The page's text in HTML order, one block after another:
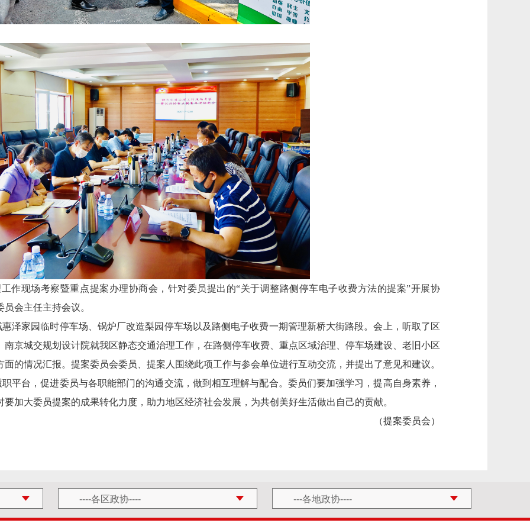
作现场考察暨重点提案办理协商会 ， 针对委员提出的“关于调整路侧停车电子收费方法的提案”开展协
会主任主持会议。
泽家园临时停车场、锅炉厂改造梨园停车场以及路侧电子收费一期管理新桥大街路段。会上，听取了区
京城交规划设计院就我区静态交通治理工作，在路侧停车收费、重点区域治理、停车场建设、老旧小区
的情况汇报。提案委员会委员、提案人围绕此项工作与参会单位进行互动交流，并提出了意见和建议。
平台，促进委员与各职能部门的沟通交流，做到相互理解与配合。委员们要加强学习，提高自身素养，
加大委员提案的成果转化力度，助力地区经济社会发展，为共创美好生活做出自己的贡献。
（提案委员会）